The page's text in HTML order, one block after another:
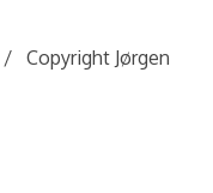
/ Copyright Jørgen